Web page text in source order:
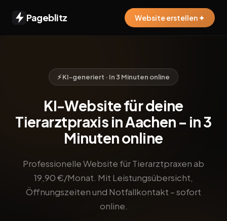
Pageblitz Website erstellen ✦
⚡ KI-generiert · In 3 Minuten online
KI-Website für deine
Tierarztpraxis in Aachen – in 3
Minuten online
Professionelle Website für Tierarztpraxen ab
19,90 €/Monat. Mit Leistungsübersicht,
Öffnungszeiten und Notfallkontakt – sofort
online.